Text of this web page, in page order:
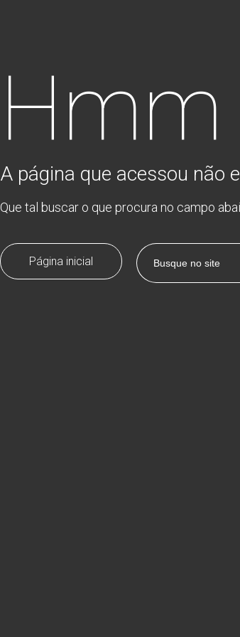
A página que acessou não
Que tal buscar o que procura no campo
Página inicial